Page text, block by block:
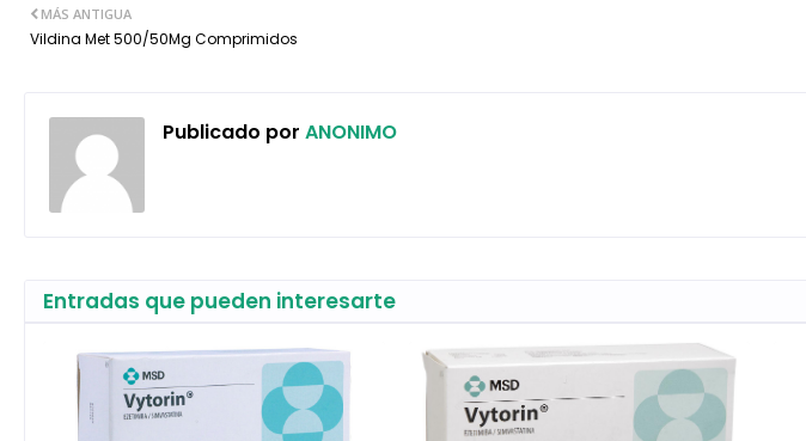
MÁS ANTIGUA
Vildina Met 500/50Mg Comprimidos
Publicado por ANONIMO
Entradas que pueden interesarte